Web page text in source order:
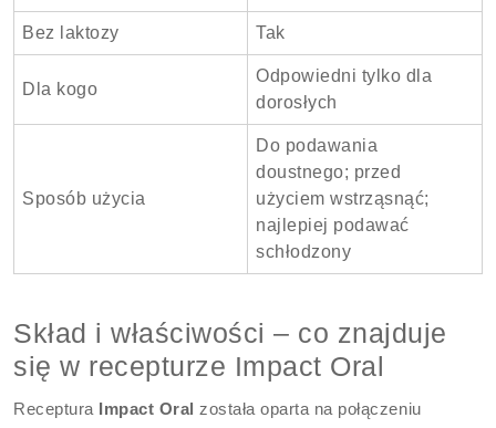
Bez laktozy Tak
Dla kogo
Odpowiedni tylko dla
dorosłych
Sposób użycia
Do podawania
doustnego; przed
użyciem wstrząsnąć;
najlepiej podawać
schłodzony
Skład i właściwości – co znajduje
się w recepturze Impact Oral
Receptura Impact Oral została oparta na połączeniu